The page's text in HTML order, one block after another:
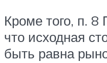
Кроме того, п. 8
что исходная
быть равна